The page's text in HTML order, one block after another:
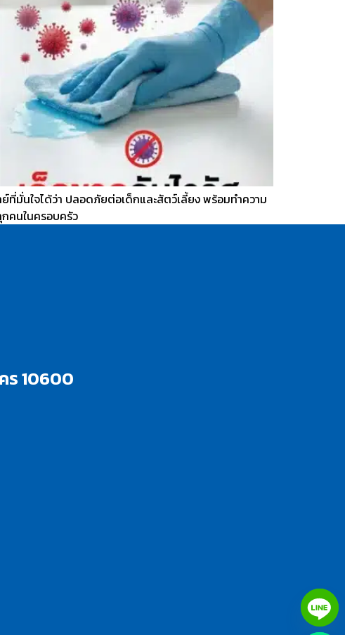
ที่มั่นใจได้ว่า ปลอดภัยต่อเด็กและสัตว์เลี้ยง พร้อมทำความ
คนในครอบครัว
ร 10600